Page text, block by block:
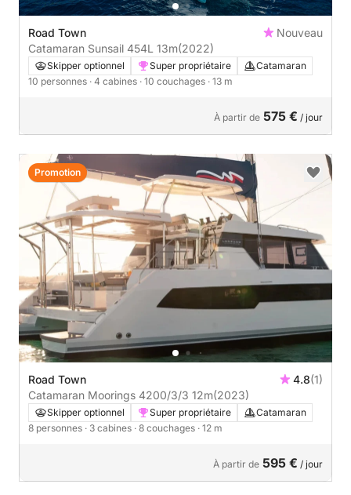
Road Town
Nouveau
Catamaran Sunsail 454L 13m(2022)
Skipper optionnel Super propriétaire
Catamaran
10 personnes · 4 cabines · 10 couchages · 13 m
À partir de 575 € / jour
Road Town 4.8(1)
Catamaran Moorings 4200/3/3 12m(2023)
Skipper optionnel Super propriétaire
Catamaran
8 personnes · 3 cabines · 8 couchages · 12 m
À partir de 595 € / jour
Promotion